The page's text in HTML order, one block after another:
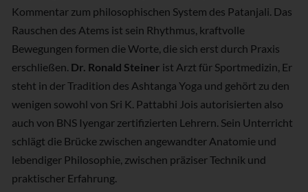
Kommentar zum philosophischen System des Patanjali. Das
Rauschen des Atems ist sein Rhythmus, kraftvolle
Bewegungen formen die Worte, die sich erst durch Praxis
erschließen. Dr. Ronald Steiner ist Arzt für Sportmedizin, Er
steht in der Tradition des Ashtanga Yoga und gehört zu den
wenigen sowohl von Sri K. Pattabhi Jois autorisierten also
auch von BNS Iyengar zertifizierten Lehrern. Sein Unterricht
schlägt die Brücke zwischen angewandter Anatomie und
lebendiger Philosophie, zwischen präziser Technik und
praktischer Erfahrung.